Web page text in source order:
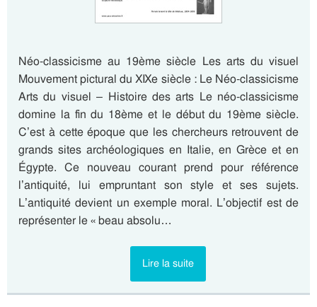
Néo-classicisme au 19ème siècle Les arts du visuel
Mouvement pictural du XIXe siècle : Le Néo-classicisme
Arts du visuel – Histoire des arts Le néo-classicisme
domine la fin du 18ème et le début du 19ème siècle.
C’est à cette époque que les chercheurs retrouvent de
grands sites archéologiques en Italie, en Grèce et en
Égypte. Ce nouveau courant prend pour référence
l’antiquité, lui empruntant son style et ses sujets.
L’antiquité devient un exemple moral. L’objectif est de
représenter le « beau absolu…
Lire la suite